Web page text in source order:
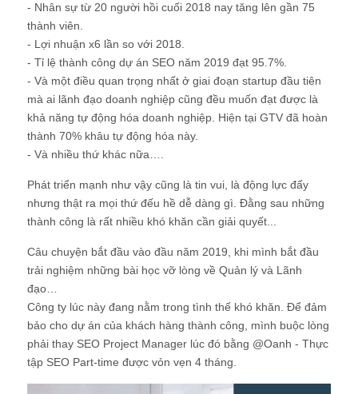
- Nhân sự từ 20 người hồi cuối 2018 nay tăng lên gần 75
thành viên.
- Lợi nhuận x6 lần so với 2018.
- Tỉ lệ thành công dự án SEO năm 2019 đạt 95.7%.
- Và một điều quan trọng nhất ở giai đoạn startup đầu tiên
mà ai lãnh đạo doanh nghiệp cũng đều muốn đạt được là
khả năng tự động hóa doanh nghiệp. Hiện tại GTV đã hoàn
thành 70% khâu tự động hóa này.
- Và nhiều thứ khác nữa….
Phát triển mạnh như vậy cũng là tin vui, là động lực đấy
nhưng thật ra mọi thứ đếu hề dễ dàng gì. Đằng sau những
thành công là rất nhiều khó khăn cần giải quyết...
Câu chuyện bắt đầu vào đầu năm 2019, khi mình bắt đầu
trải nghiệm những bài học vỡ lòng về Quản lý và Lãnh
đạo…
Công ty lúc này đang nằm trong tình thế khó khăn. Để đảm
bảo cho dự án của khách hàng thành công, mình buộc lòng
phải thay SEO Project Manager lúc đó bằng @Oanh - Thực
tập SEO Part-time được vỏn vẹn 4 tháng.